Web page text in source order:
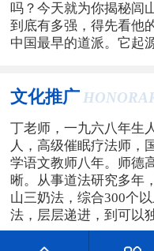
吗？今天就为你揭秘闾
到底有多强，得先看他
中国最早的道派。它起
文化推广
丁老师，一九六八年生
人，高级催眠疗法师，
学语文教师八年。师德
晰。从事道法研究多年
山三奶法，综合300个
法，层层递进，到可以